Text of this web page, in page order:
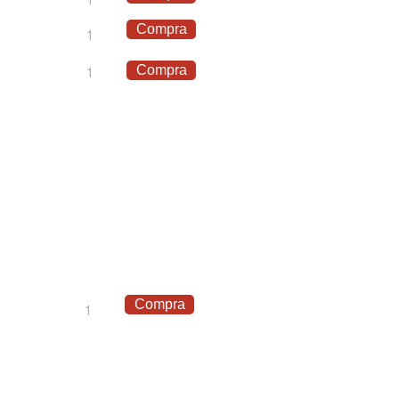
1 Compra
1 Compra
1 Compra